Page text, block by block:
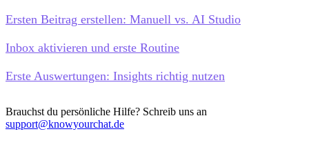
Ersten Beitrag erstellen: Manuell vs. AI Studio
Inbox aktivieren und erste Routine
Erste Auswertungen: Insights richtig nutzen
Brauchst du persönliche Hilfe? Schreib uns an
support@knowyourchat.de